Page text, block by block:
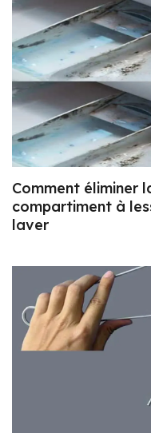
Comment éliminer
compartiment à
laver